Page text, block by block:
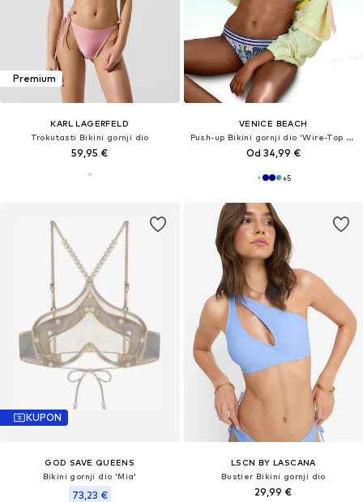
Premium
KARL LAGERFELD
Trokutasti Bikini gornji dio
59,95 €
VENICE BEACH
Push-up Bikini gornji dio 'Wire-Top VB Summer'
Od 34,99 €
+5
KUPON
GOD SAVE QUEENS
Bikini gornji dio 'Mia'
73,23 €
LSCN BY LASCANA
Bustier Bikini gornji dio
29,99 €